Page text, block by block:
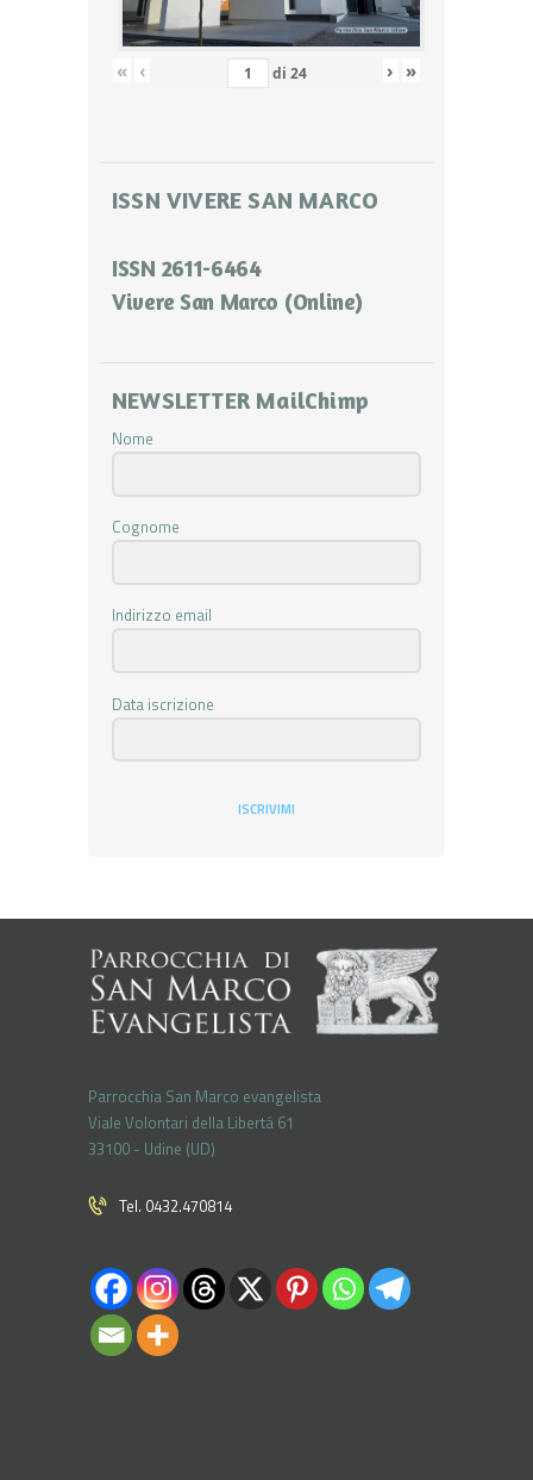
« ‹ di 24 › »
ISSN VIVERE SAN MARCO
ISSN 2611-6464
Vivere San Marco (Online)
NEWSLETTER MailChimp
Nome
Cognome
Indirizzo email
Data iscrizione
ISCRIVIMI
Parrocchia San Marco evangelista
Viale Volontari della Libertá 61
33100 - Udine (UD)
Tel. 0432.470814